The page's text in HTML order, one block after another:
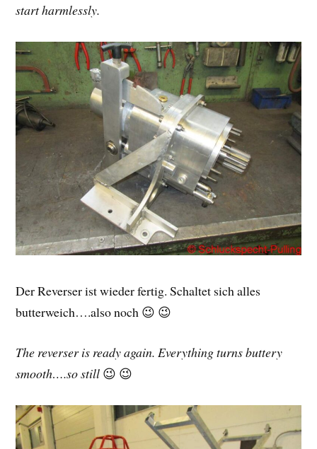
start harmlessly.
Der Reverser ist wieder fertig. Schaltet sich alles
butterweich….also noch 😉 😉
The reverser is ready again. Everything turns buttery
smooth….so still 😉 😉